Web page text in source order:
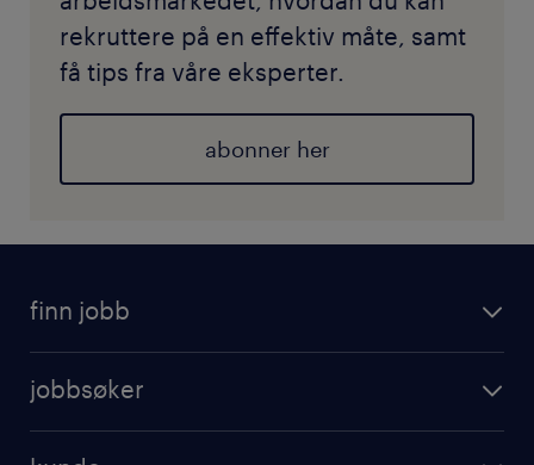
rekruttere på en effektiv måte, samt
få tips fra våre eksperter.
abonner her
finn jobb
jobbsøker